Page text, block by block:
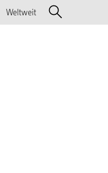
Weltweit